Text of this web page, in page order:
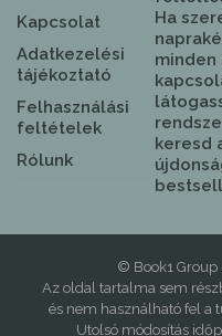
Kapcsolat
Adatkezelési
tájékoztató
Felhasználási
feltételek
Rólunk
Ha
minden
keresd
© Book1
Az oldal tartalma sem
és nem használható fel a
Utolsó módosítás